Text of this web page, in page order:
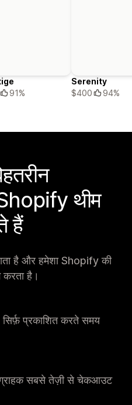
91%
Serenity
$400
94%
थीम
हैं
है और हमेशा Shopify की
है।
प्रकाशित करते समय
ग्राहक सबसे तेज़ी से चेकआउट